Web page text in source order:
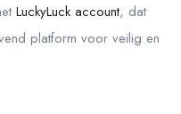
LuckyLuck account, dat
platform voor veilig en